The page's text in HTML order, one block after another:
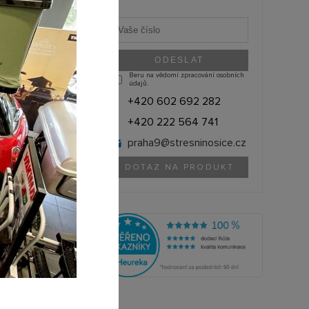
Beru na vědomí zpracování osobních
údajů.
+420 602 692 282
+420 222 564 741
praha9@stresninosice.cz
DOTAZ NA PRODUKT
THULE (Švédsko)
732400